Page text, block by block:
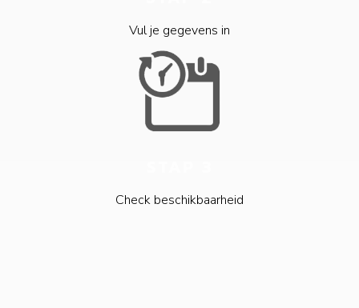
Vul je gegevens in
Check beschikbaarheid